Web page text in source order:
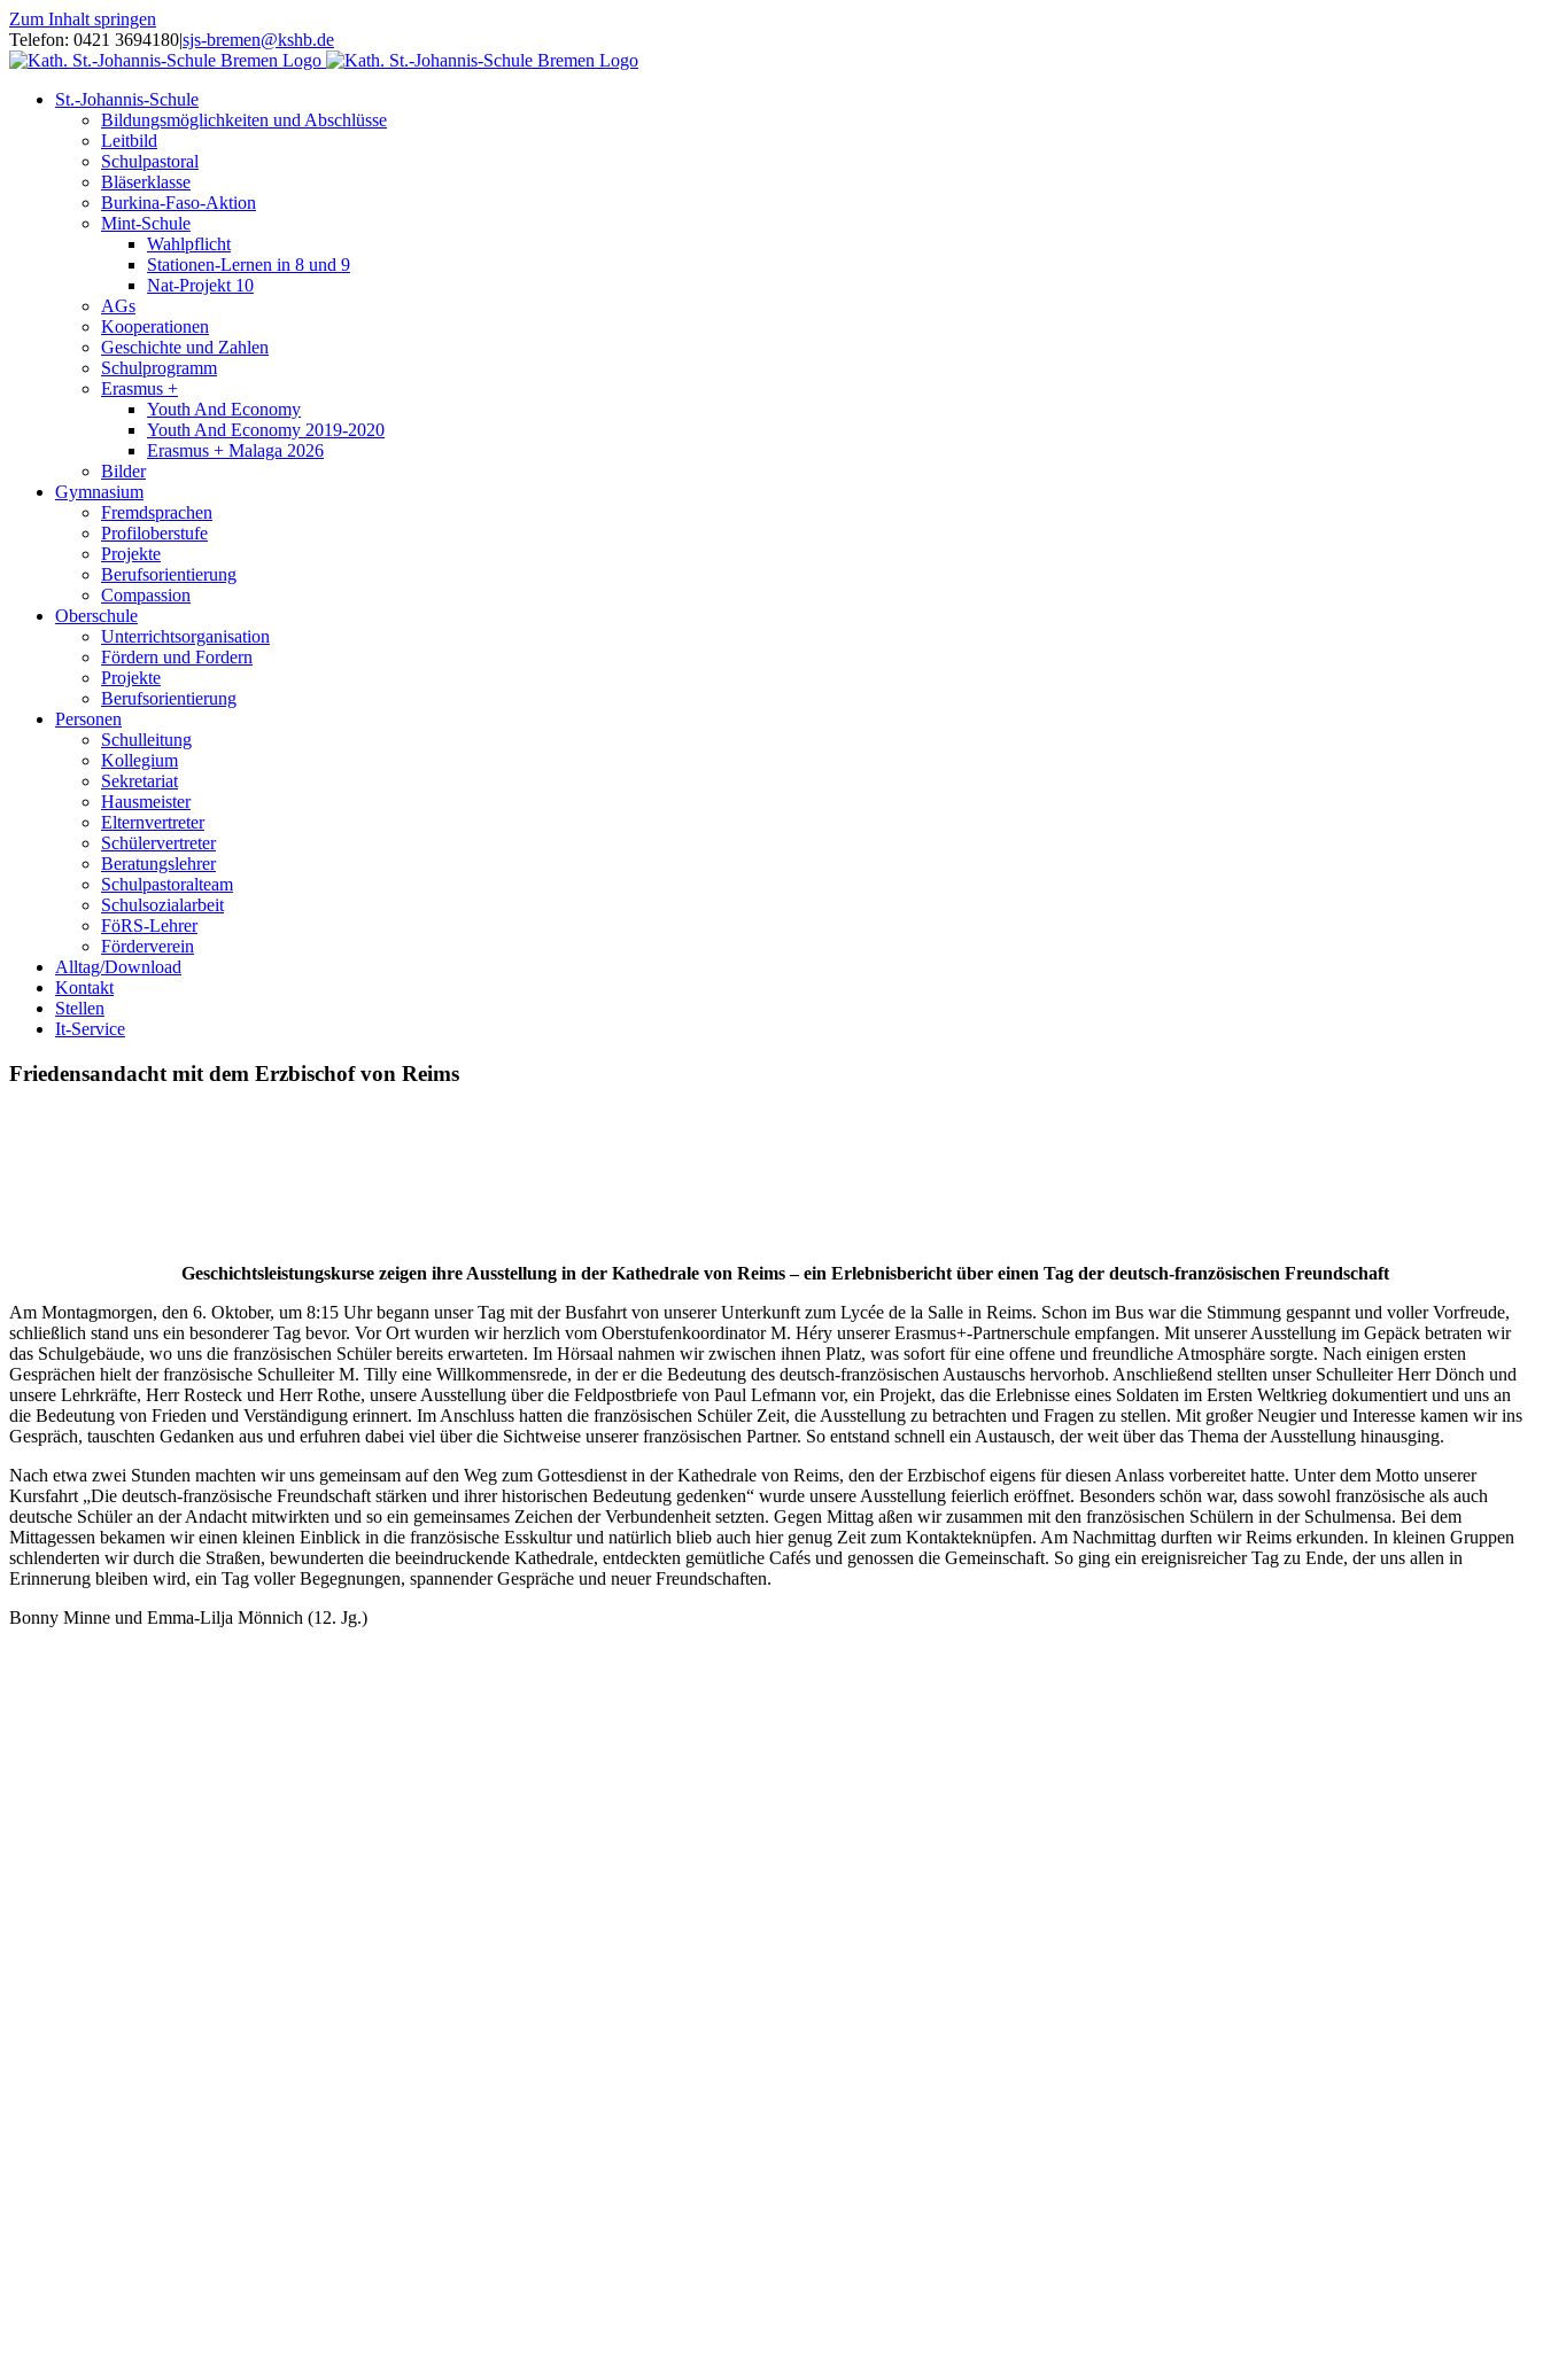
Zum Inhalt springen
Telefon: 0421 3694180|sjs-bremen@kshb.de
St.-Johannis-Schule
Bildungsmöglichkeiten und Abschlüsse
Leitbild
Schulpastoral
Bläserklasse
Burkina-Faso-Aktion
Mint-Schule
Wahlpflicht
Stationen-Lernen in 8 und 9
Nat-Projekt 10
AGs
Kooperationen
Geschichte und Zahlen
Schulprogramm
Erasmus +
Youth And Economy
Youth And Economy 2019-2020
Erasmus + Malaga 2026
Bilder
Gymnasium
Fremdsprachen
Profiloberstufe
Projekte
Berufsorientierung
Compassion
Oberschule
Unterrichtsorganisation
Fördern und Fordern
Projekte
Berufsorientierung
Personen
Schulleitung
Kollegium
Sekretariat
Hausmeister
Elternvertreter
Schülervertreter
Beratungslehrer
Schulpastoralteam
Schulsozialarbeit
FöRS-Lehrer
Förderverein
Alltag/Download
Kontakt
Stellen
It-Service
Friedensandacht mit dem Erzbischof von Reims
Geschichtsleistungskurse zeigen ihre Ausstellung in der Kathedrale von Reims – ein Erlebnisbericht über einen Tag der deutsch-französischen Freundschaft
Am Montagmorgen, den 6. Oktober, um 8:15 Uhr begann unser Tag mit der Busfahrt von unserer Unterkunft zum Lycée de la Salle in Reims. Schon im Bus war die Stimmung gespannt und voller Vorfreude,
schließlich stand uns ein besonderer Tag bevor. Vor Ort wurden wir herzlich vom Oberstufenkoordinator M. Héry unserer Erasmus+-Partnerschule empfangen. Mit unserer Ausstellung im Gepäck betraten wir
das Schulgebäude, wo uns die französischen Schüler bereits erwarteten. Im Hörsaal nahmen wir zwischen ihnen Platz, was sofort für eine offene und freundliche Atmosphäre sorgte. Nach einigen ersten
Gesprächen hielt der französische Schulleiter M. Tilly eine Willkommensrede, in der er die Bedeutung des deutsch-französischen Austauschs hervorhob. Anschließend stellten unser Schulleiter Herr Dönch und
unsere Lehrkräfte, Herr Rosteck und Herr Rothe, unsere Ausstellung über die Feldpostbriefe von Paul Lefmann vor, ein Projekt, das die Erlebnisse eines Soldaten im Ersten Weltkrieg dokumentiert und uns an
die Bedeutung von Frieden und Verständigung erinnert. Im Anschluss hatten die französischen Schüler Zeit, die Ausstellung zu betrachten und Fragen zu stellen. Mit großer Neugier und Interesse kamen wir ins
Gespräch, tauschten Gedanken aus und erfuhren dabei viel über die Sichtweise unserer französischen Partner. So entstand schnell ein Austausch, der weit über das Thema der Ausstellung hinausging.
Nach etwa zwei Stunden machten wir uns gemeinsam auf den Weg zum Gottesdienst in der Kathedrale von Reims, den der Erzbischof eigens für diesen Anlass vorbereitet hatte. Unter dem Motto unserer
Kursfahrt „Die deutsch-französische Freundschaft stärken und ihrer historischen Bedeutung gedenken“ wurde unsere Ausstellung feierlich eröffnet. Besonders schön war, dass sowohl französische als auch
deutsche Schüler an der Andacht mitwirkten und so ein gemeinsames Zeichen der Verbundenheit setzten. Gegen Mittag aßen wir zusammen mit den französischen Schülern in der Schulmensa. Bei dem
Mittagessen bekamen wir einen kleinen Einblick in die französische Esskultur und natürlich blieb auch hier genug Zeit zum Kontakteknüpfen. Am Nachmittag durften wir Reims erkunden. In kleinen Gruppen
schlenderten wir durch die Straßen, bewunderten die beeindruckende Kathedrale, entdeckten gemütliche Cafés und genossen die Gemeinschaft. So ging ein ereignisreicher Tag zu Ende, der uns allen in
Erinnerung bleiben wird, ein Tag voller Begegnungen, spannender Gespräche und neuer Freundschaften.
Bonny Minne und Emma-Lilja Mönnich (12. Jg.)